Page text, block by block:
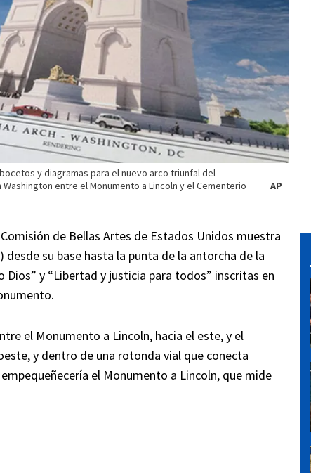
y diagramas para el nuevo arco triunfal del
entre el Monumento a Lincoln y el Cementerio
AP
de Bellas Artes de Estados Unidos muestra
su base hasta la punta de la antorcha de la
Dios” y “Libertad y justicia para todos” inscritas en
el Monumento a Lincoln, hacia el este, y el
y dentro de una rotonda vial que conecta
el Monumento a Lincoln, que mide